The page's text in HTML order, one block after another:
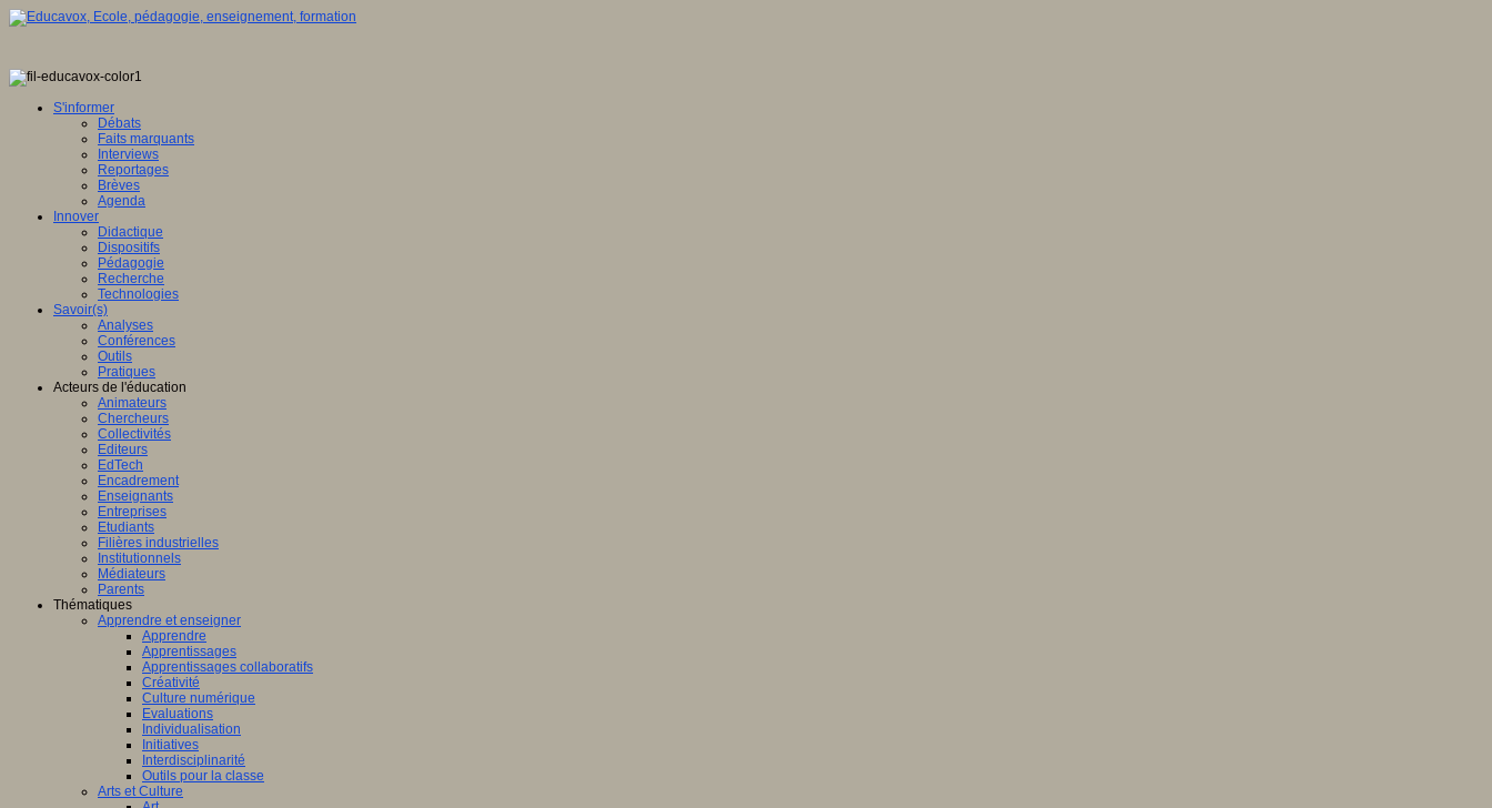
S'informer
Débats
Faits marquants
Interviews
Reportages
Brèves
Agenda
Innover
Didactique
Dispositifs
Pédagogie
Recherche
Technologies
Savoir(s)
Analyses
Conférences
Outils
Pratiques
Acteurs de l'éducation
Animateurs
Chercheurs
Collectivités
Editeurs
EdTech
Encadrement
Enseignants
Entreprises
Etudiants
Filières industrielles
Institutionnels
Médiateurs
Parents
Thématiques
Apprendre et enseigner
Apprendre
Apprentissages
Apprentissages collaboratifs
Créativité
Culture numérique
Evaluations
Individualisation
Initiatives
Interdisciplinarité
Outils pour la classe
Arts et Culture